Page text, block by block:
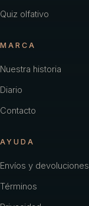
Chevignon
Coach
Color
Davidoff
Diesel
Dior
Quiz olfativo
MARCA
Nuestra historia
Diario
Contacto
AYUDA
Envíos y devoluciones
Términos